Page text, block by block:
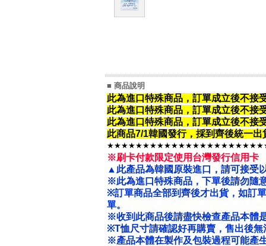
■ 商品說明
此為進口特殊商品，訂單成立後不接
此為進口特殊商品， 訂單成立後不接
此為進口特殊商品， 訂單成立後不接
此商品7/1韓國發行，採到齊後統一
※刷卡付款限定使用台灣發行信用卡
▲此產品為韓國原裝進口，請可接受
※此為進口特殊商品，下單後請勿隨
※訂單商品全部到齊後才出貨，如訂
單。
※收到此商品後請盡快檢查產品本體
※T恤尺寸請確認好再購賣，售出後無
※產品本體在製作及包裝過程可能產